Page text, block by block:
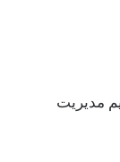
مدیریت